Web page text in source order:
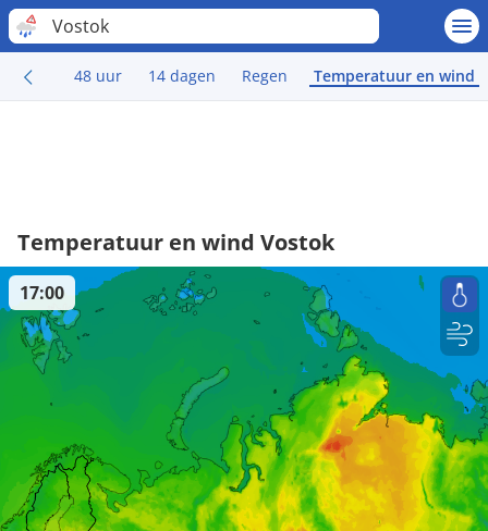
Vostok
48 uur 14 dagen Regen Temperatuur en wind
Temperatuur en wind Vostok
17:00